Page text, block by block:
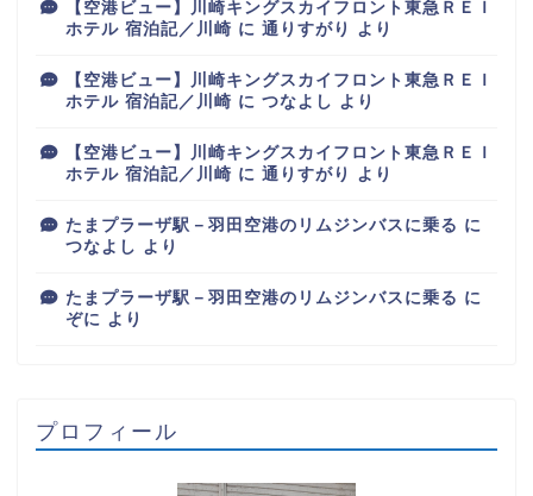
【空港ビュー】川崎キングスカイフロント東急ＲＥＩ
ホテル 宿泊記／川崎 に 通りすがり より
【空港ビュー】川崎キングスカイフロント東急ＲＥＩ
ホテル 宿泊記／川崎 に つなよし より
【空港ビュー】川崎キングスカイフロント東急ＲＥＩ
ホテル 宿泊記／川崎 に 通りすがり より
たまプラーザ駅－羽田空港のリムジンバスに乗る に
つなよし より
たまプラーザ駅－羽田空港のリムジンバスに乗る に
ぞに より
プロフィール